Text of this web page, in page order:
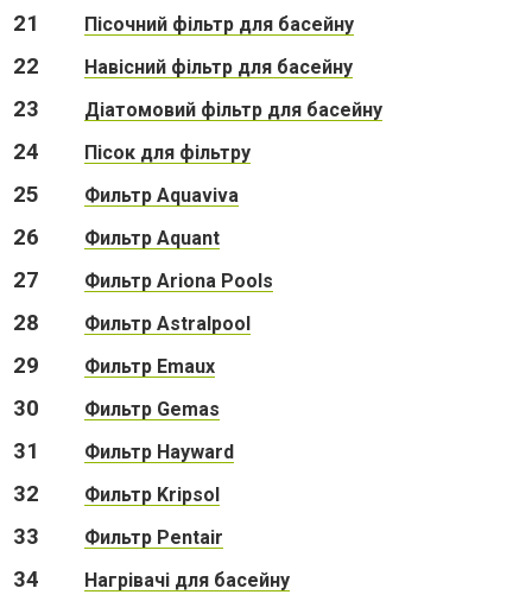
21 Пісочний фільтр для басейну
22 Навісний фільтр для басейну
23 Діатомовий фільтр для басейну
24 Пісок для фільтру
25 Фильтр Aquaviva
26 Фильтр Aquant
27 Фильтр Ariona Pools
28 Фильтр Astralpool
29 Фильтр Emaux
30 Фильтр Gemas
31 Фильтр Hayward
32 Фильтр Kripsol
33 Фильтр Pentair
34 Нагрівачі для басейну